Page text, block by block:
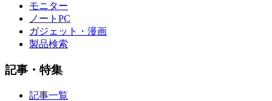
モニター
ノートPC
ガジェット・漫画
製品検索
記事・特集
記事一覧